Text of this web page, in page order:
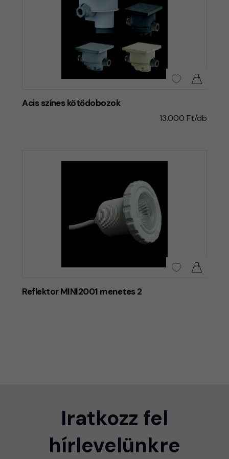
Acis színes kötődobozok
13.000 Ft/db
Reflektor MINI2001 menetes 2
Iratkozz fel
hírlevelünkre